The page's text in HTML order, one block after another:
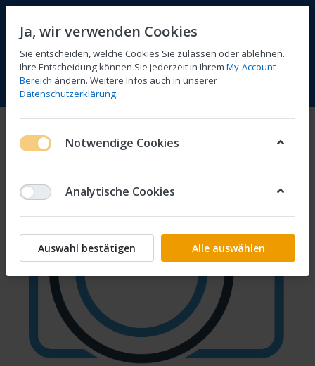
Menü Anmelden Vergleichen Wunschliste
Ja, wir verwenden Cookies
Sie entscheiden, welche Cookies Sie zulassen oder ablehnen.
Ihre Entscheidung können Sie jederzeit in Ihrem My-Account-
Bereich ändern. Weitere Infos auch in unserer
Datenschutzerklärung.
Notwendige Cookies
Analytische Cookies
Auswahl bestätigen Alle auswählen